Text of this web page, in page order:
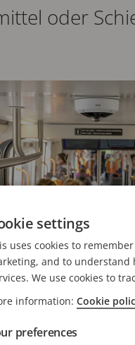
oder
settings
uses cookies to
and to understand
We use cookies to
information: Cookie
preferences